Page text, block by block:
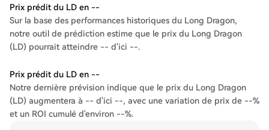
Prix prédit du LD en --
Sur la base des performances historiques du Long Dragon,
notre outil de prédiction estime que le prix du Long Dragon
(LD) pourrait atteindre -- d'ici --.
Prix prédit du LD en --
Notre dernière prévision indique que le prix du Long Dragon
(LD) augmentera à -- d'ici --, avec une variation de prix de --%
et un ROI cumulé d'environ --%.